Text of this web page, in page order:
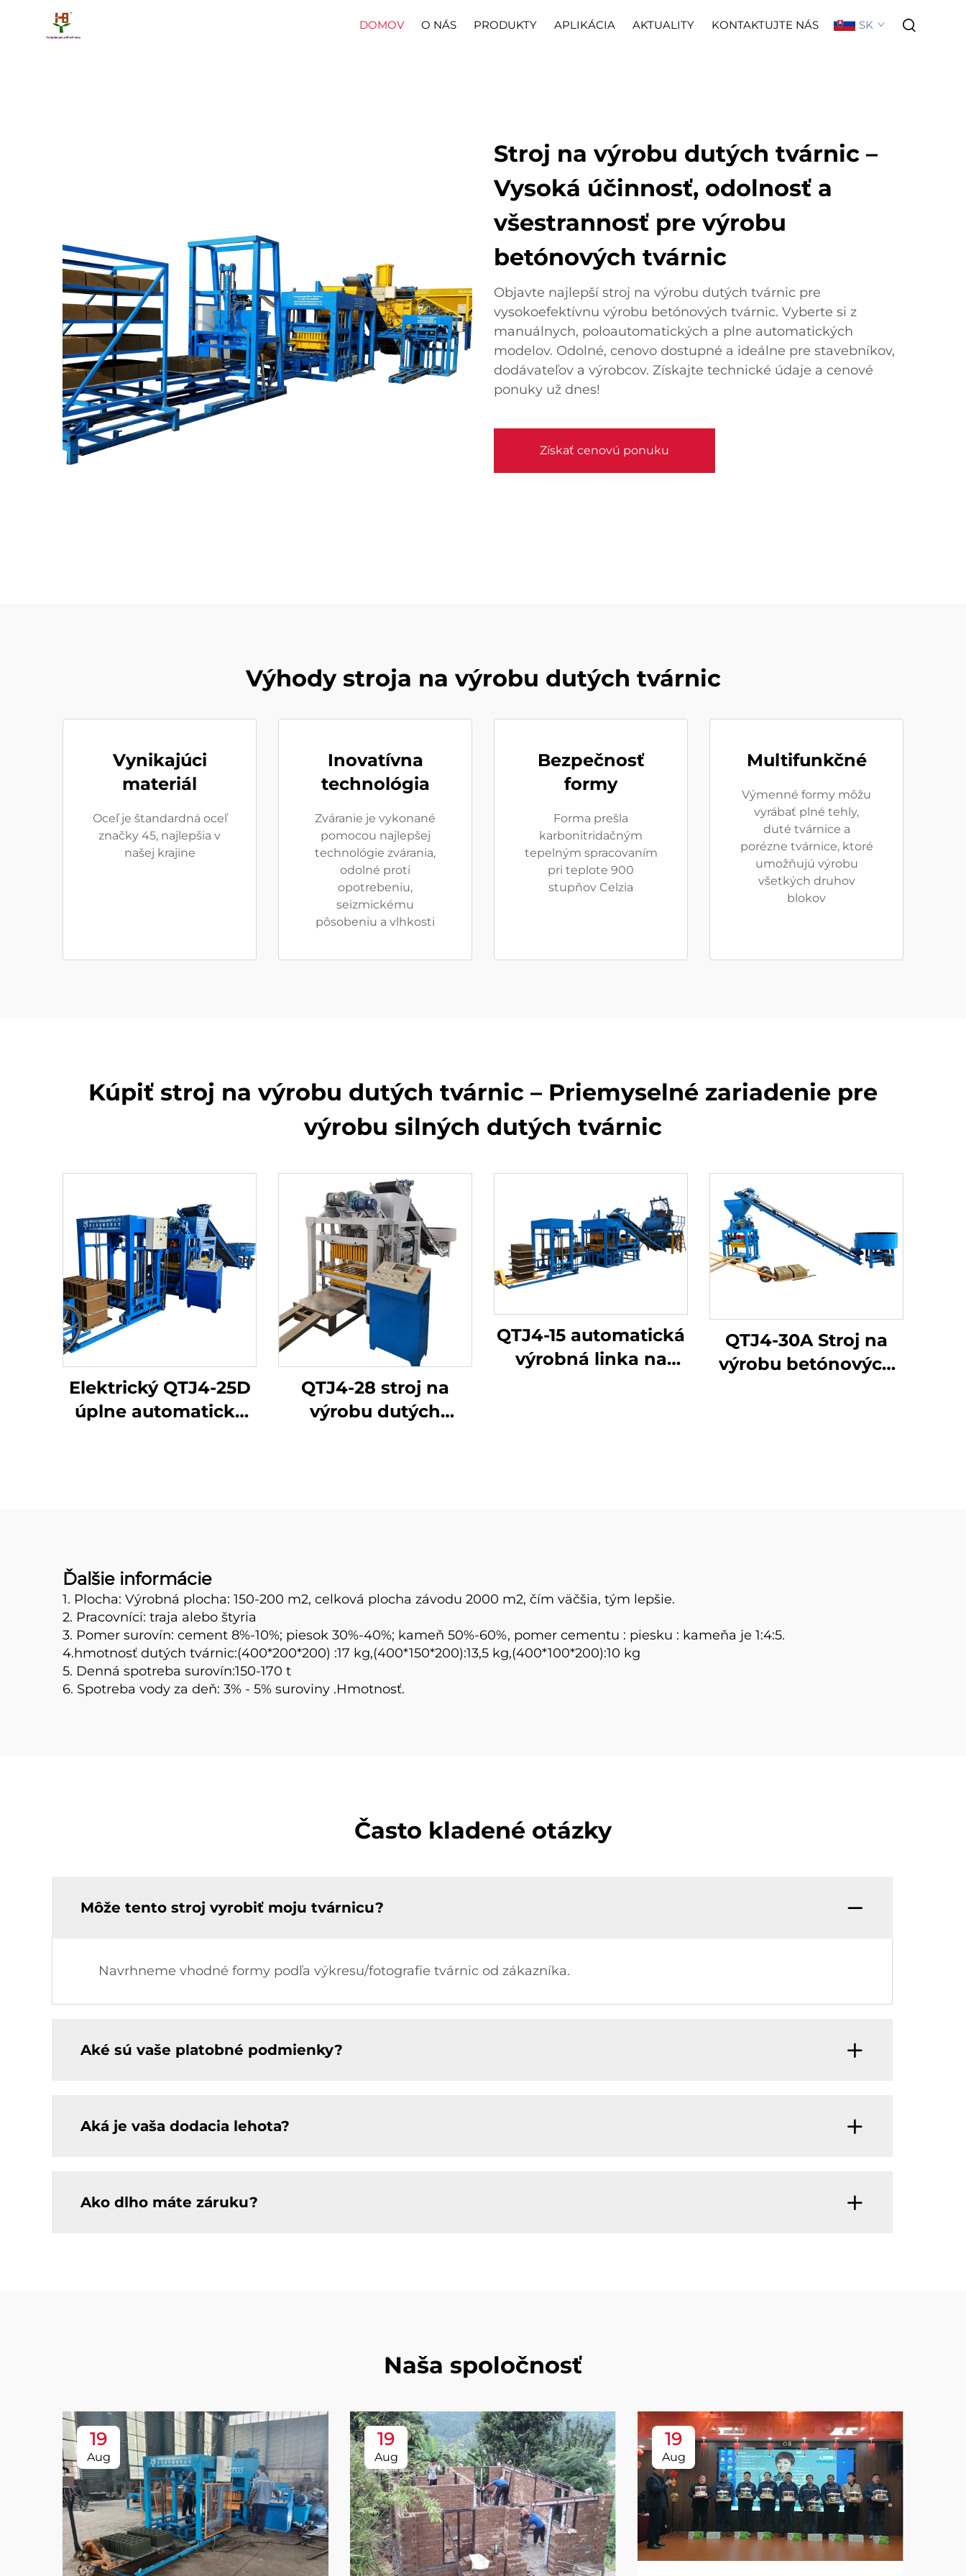
DOMOV O NÁS PRODUKTY APLIKÁCIA AKTUALITY KONTAKTUJTE NÁS SK
Stroj na výrobu dutých tvárnic –
Vysoká účinnosť, odolnosť a
všestrannosť pre výrobu
betónových tvárnic
Objavte najlepší stroj na výrobu dutých tvárnic pre
vysokoefektívnu výrobu betónových tvárnic. Vyberte si z
manuálnych, poloautomatických a plne automatických
modelov. Odolné, cenovo dostupné a ideálne pre stavebníkov,
dodávateľov a výrobcov. Získajte technické údaje a cenové
ponuky už dnes!
Získať cenovú ponuku
Výhody stroja na výrobu dutých tvárnic
Vynikajúci
materiál
Oceľ je štandardná oceľ
značky 45, najlepšia v
našej krajine
Inovatívna
technológia
Zváranie je vykonané
pomocou najlepšej
technológie zvárania,
odolné proti
opotrebeniu,
seizmickému
pôsobeniu a vlhkosti
Bezpečnosť
formy
Forma prešla
karbonitridačným
tepelným spracovaním
pri teplote 900
stupňov Celzia
Multifunkčné
Výmenné formy môžu
vyrábať plné tehly,
duté tvárnice a
porézne tvárnice, ktoré
umožňujú výrobu
všetkých druhov
blokov
Kúpiť stroj na výrobu dutých tvárnic – Priemyselné zariadenie pre
výrobu silných dutých tvárnic
Elektrický QTJ4-25D
úplne automatický
QTJ4-28 stroj na
výrobu dutých
QTJ4-15 automatická
výrobná linka na
QTJ4-30A Stroj na
výrobu betónových
Ďalšie informácie
1. Plocha: Výrobná plocha: 150-200 m2, celková plocha závodu 2000 m2, čím väčšia, tým lepšie.
2. Pracovníci: traja alebo štyria
3. Pomer surovín: cement 8%-10%; piesok 30%-40%; kameň 50%-60%, pomer cementu : piesku : kameňa je 1:4:5.
4.hmotnosť dutých tvárnic:(400*200*200) :17 kg,(400*150*200):13,5 kg,(400*100*200):10 kg
5. Denná spotreba surovín:150-170 t
6. Spotreba vody za deň: 3% - 5% suroviny .Hmotnosť.
Často kladené otázky
Môže tento stroj vyrobiť moju tvárnicu?
Navrhneme vhodné formy podľa výkresu/fotografie tvárnic od zákazníka.
Aké sú vaše platobné podmienky?
Aká je vaša dodacia lehota?
Ako dlho máte záruku?
Naša spoločnosť
19
Aug
19
Aug
19
Aug